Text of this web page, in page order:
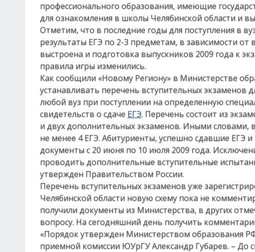
профессионального образования, имеющие
для ознакомления в школы Челябинской области и
Отметим, что в последние годы для поступления в
результаты ЕГЭ по 2-3 предметам, в зависимости
выстроена и подготовка выпускников 2009 года к
правила игры изменились.
Как сообщили «Новому Региону» в Министерстве
устанавливать перечень вступительных экзаменов
любой вуз при поступлении на определенную
свидетельств о сдаче ЕГЭ. Перечень состоит из
и двух дополнительных экзаменов. Иными словами,
не менее 4 ЕГЭ. Абитуриенты, успешно сдавшие ЕГЭ
документы с 20 июня по 10 июля 2009 года.
проводить дополнительные вступительные
утвержден Правительством России.
Перечень вступительных экзаменов уже
Челябинской области новую схему пока не
получили документы из Министерства, в других
вопросу. На сегодняшний день получить
«Порядок утвержден Министерством образования
приемной комиссии ЮУрГУ Александр Губарев. – До